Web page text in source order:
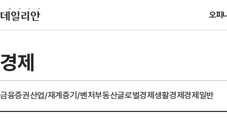
오피
경제
금융증권산업/재계중기/벤처부동산글로벌경제생활경제경제일반